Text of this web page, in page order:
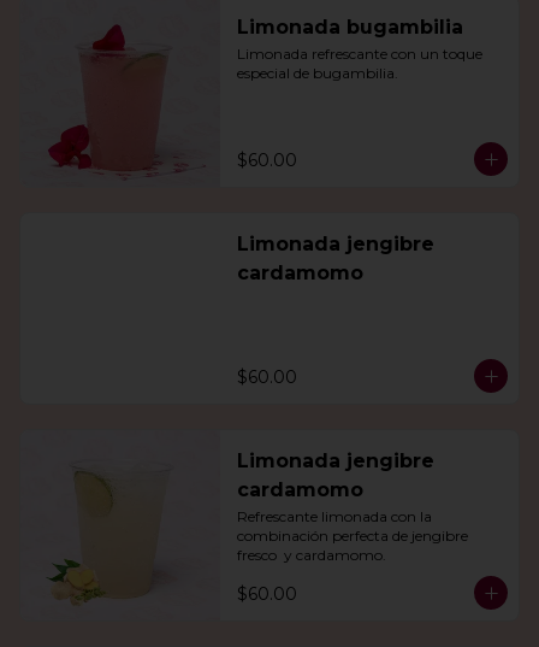
Limonada bugambilia
Limonada refrescante con un toque
especial de bugambilia.
$60.00
Limonada jengibre
cardamomo
$60.00
Limonada jengibre
cardamomo
Refrescante limonada con la
combinación perfecta de jengibre
fresco  y cardamomo.
$60.00